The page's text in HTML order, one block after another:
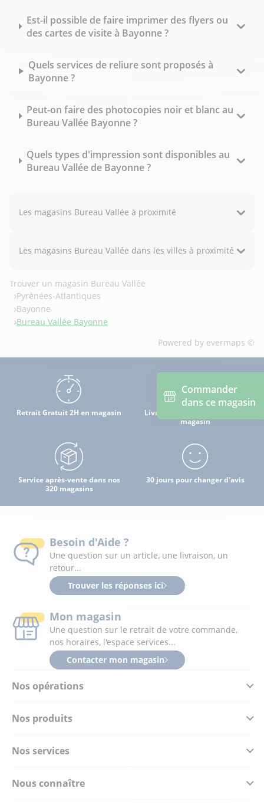
Commander
dans ce magasin
Est-il possible de faire imprimer des flyers ou
des cartes de visite à Bayonne ?
Quels services de reliure sont proposés à
Bayonne ?
Peut-on faire des photocopies noir et blanc au
Bureau Vallée Bayonne ?
Quels types d'impression sont disponibles au
Bureau Vallée de Bayonne ?
Les magasins Bureau Vallée à proximité
Les magasins Bureau Vallée dans les villes à proximité
Trouver un magasin Bureau Vallée
Pyrénées-Atlantiques
Bayonne
Bureau Vallée Bayonne
Powered by evermaps ©
Retrait Gratuit 2H en magasin
Livraison à domicile par mon
magasin
Service après-vente dans nos
320 magasins
30 jours pour changer d'avis
Nos opérations
Nos produits
Nos services
Nous connaître
Besoin d'Aide ?
Une question sur un article, une livraison, un
retour...
Trouver les réponses ici
Mon magasin
Une question sur le retrait de votre commande,
nos horaires, l'espace services...
Contacter mon magasin